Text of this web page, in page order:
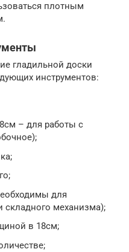
плотным
гладильной доски
инструментов:
– для работы с
для
складного механизма);
в 18см;